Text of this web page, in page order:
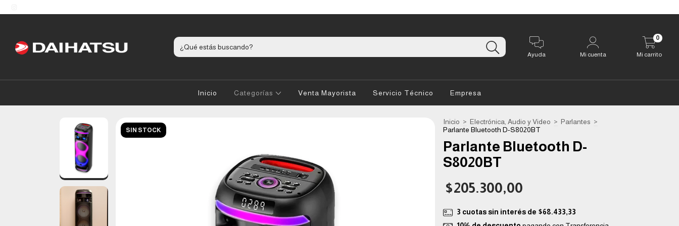
Ayuda Mi cuenta Mi carrito
0
Inicio Categorías Venta Mayorista Servicio Técnico Empresa
SIN STOCK
Inicio > Electrónica, Audio y Video > Parlantes >
Parlante Bluetooth D-S8020BT
Parlante Bluetooth D-
S8020BT
$205.300,00
3 cuotas sin interés de $68.433,33